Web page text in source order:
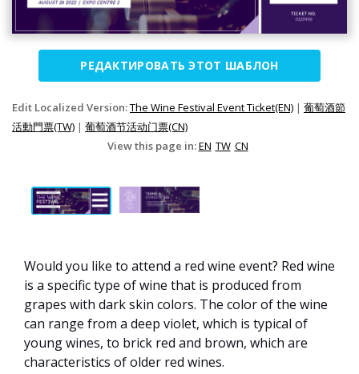
РЕДАКТИРОВАТЬ ЭТОТ ШАБЛОН
Edit Localized Version:The Wine Festival Event Ticket(EN) | 葡萄酒節
活動門票(TW) | 葡萄酒节活动门票(CN)
View this page in:EN TW CN
Would you like to attend a red wine event? Red wine
is a specific type of wine that is produced from
grapes with dark skin colors. The color of the wine
can range from a deep violet, which is typical of
young wines, to brick red and brown, which are
characteristics of older red wines.